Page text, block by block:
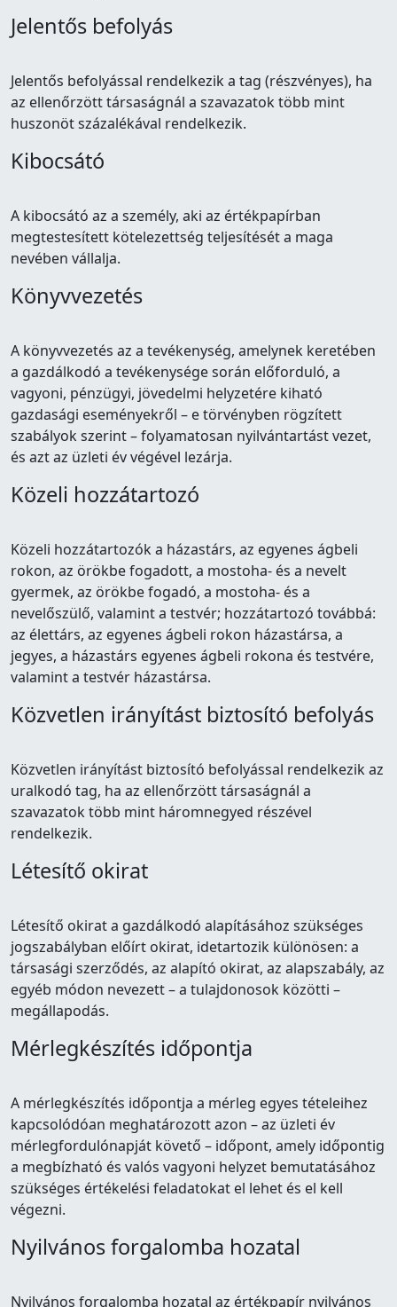
Jelentős befolyás
Jelentős befolyással rendelkezik a tag (részvényes), ha
az ellenőrzött társaságnál a szavazatok több mint
huszonöt százalékával rendelkezik.
Kibocsátó
A kibocsátó az a személy, aki az értékpapírban
megtestesített kötelezettség teljesítését a maga
nevében vállalja.
Könyvvezetés
A könyvvezetés az a tevékenység, amelynek keretében
a gazdálkodó a tevékenysége során előforduló, a
vagyoni, pénzügyi, jövedelmi helyzetére kiható
gazdasági eseményekről – e törvényben rögzített
szabályok szerint – folyamatosan nyilvántartást vezet,
és azt az üzleti év végével lezárja.
Közeli hozzátartozó
Közeli hozzátartozók a házastárs, az egyenes ágbeli
rokon, az örökbe fogadott, a mostoha- és a nevelt
gyermek, az örökbe fogadó, a mostoha- és a
nevelőszülő, valamint a testvér; hozzátartozó továbbá:
az élettárs, az egyenes ágbeli rokon házastársa, a
jegyes, a házastárs egyenes ágbeli rokona és testvére,
valamint a testvér házastársa.
Közvetlen irányítást biztosító befolyás
Közvetlen irányítást biztosító befolyással rendelkezik az
uralkodó tag, ha az ellenőrzött társaságnál a
szavazatok több mint háromnegyed részével
rendelkezik.
Létesítő okirat
Létesítő okirat a gazdálkodó alapításához szükséges
jogszabályban előírt okirat, idetartozik különösen: a
társasági szerződés, az alapító okirat, az alapszabály, az
egyéb módon nevezett – a tulajdonosok közötti –
megállapodás.
Mérlegkészítés időpontja
A mérlegkészítés időpontja a mérleg egyes tételeihez
kapcsolódóan meghatározott azon – az üzleti év
mérlegfordulónapját követő – időpont, amely időpontig
a megbízható és valós vagyoni helyzet bemutatásához
szükséges értékelési feladatokat el lehet és el kell
végezni.
Nyilvános forgalomba hozatal
Nyilvános forgalomba hozatal az értékpapír nyilvános